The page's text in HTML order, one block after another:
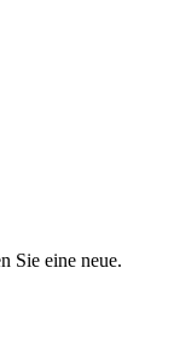
Sie eine neue.